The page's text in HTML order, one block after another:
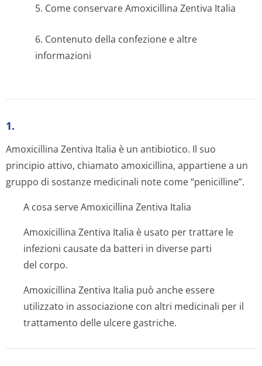
5. Come conservare Amoxicillina Zentiva Italia
6. Contenuto della confezione e altre
informazioni
1.
Amoxicillina Zentiva Italia è un antibiotico. Il suo
principio attivo, chiamato amoxicillina, appartiene a un
gruppo di sostanze medicinali note come “penicilline”.
A cosa serve Amoxicillina Zentiva Italia
Amoxicillina Zentiva Italia è usato per trattare le
infezioni causate da batteri in diverse parti
del corpo.
Amoxicillina Zentiva Italia può anche essere
utilizzato in associazione con altri medicinali per il
trattamento delle ulcere gastriche.